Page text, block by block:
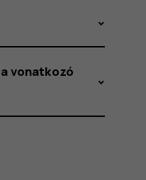
vonatkozó